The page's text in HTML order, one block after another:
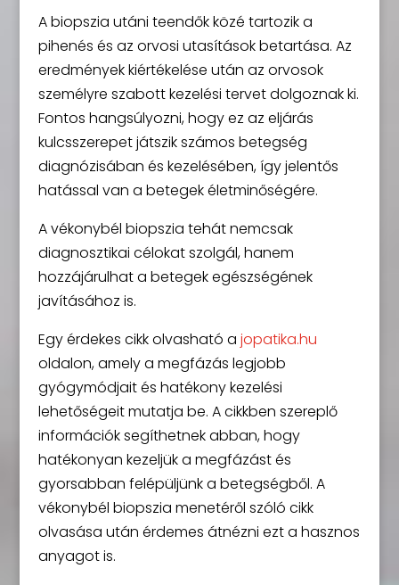
A biopszia utáni teendők közé tartozik a
pihenés és az orvosi utasítások betartása. Az
eredmények kiértékelése után az orvosok
személyre szabott kezelési tervet dolgoznak ki.
Fontos hangsúlyozni, hogy ez az eljárás
kulcsszerepet játszik számos betegség
diagnózisában és kezelésében, így jelentős
hatással van a betegek életminőségére.
A vékonybél biopszia tehát nemcsak
diagnosztikai célokat szolgál, hanem
hozzájárulhat a betegek egészségének
javításához is.
Egy érdekes cikk olvasható a jopatika.hu
oldalon, amely a megfázás legjobb
gyógymódjait és hatékony kezelési
lehetőségeit mutatja be. A cikkben szereplő
információk segíthetnek abban, hogy
hatékonyan kezeljük a megfázást és
gyorsabban felépüljünk a betegségből. A
vékonybél biopszia menetéről szóló cikk
olvasása után érdemes átnézni ezt a hasznos
anyagot is.